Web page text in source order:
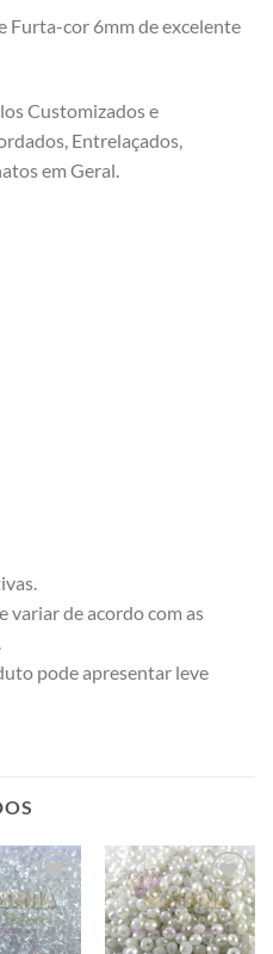
Furta-cor 6mm de excelente
Customizados e
Entrelaçados,
em Geral.
variar de acordo com as
pode apresentar leve